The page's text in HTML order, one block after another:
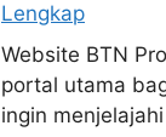
Lengkap
Website BTN
portal utama
ingin